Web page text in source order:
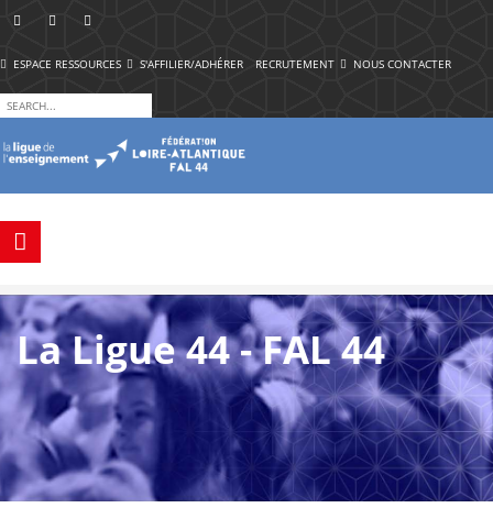
ESPACE RESSOURCES S'AFFILIER/ADHÉRER RECRUTEMENT NOUS CONTACTER
La Ligue 44 - FAL 44